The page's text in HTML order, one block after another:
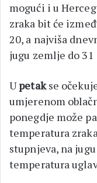
mogući i u
zraka bit će
20, a najviša
jugu zemlje do 31
Upetakse
umjerenom
ponegdje može
temperatura
stupnjeva, na
temperatura